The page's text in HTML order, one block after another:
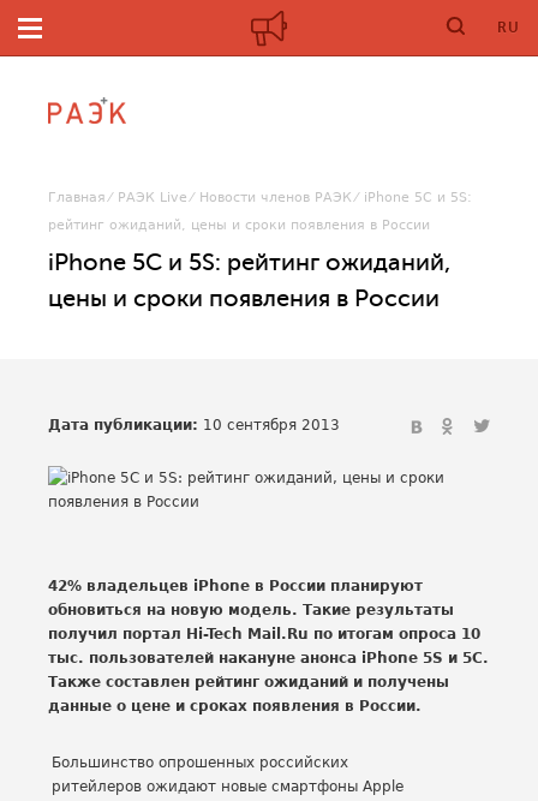
RU
Главная РАЭК Live Новости членов РАЭК
iPhone 5C и 5S:
рейтинг ожиданий, цены и сроки появления в России
iPhone 5C и 5S: рейтинг ожиданий,
цены и сроки появления в России
Дата публикации: 10 сентября 2013
42% владельцев iPhone в России планируют
обновиться на новую модель. Такие результаты
получил портал Hi-Tech Mail.Ru по итогам опроса 10
тыс. пользователей накануне анонса iPhone 5S и 5C.
Также составлен рейтинг ожиданий и получены
данные о цене и сроках появления в России.
Большинство опрошенных российских
ритейлеров ожидают новые смартфоны Apple